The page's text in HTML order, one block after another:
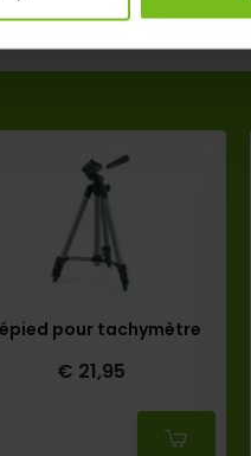
pour tachymètre
€ 21,95